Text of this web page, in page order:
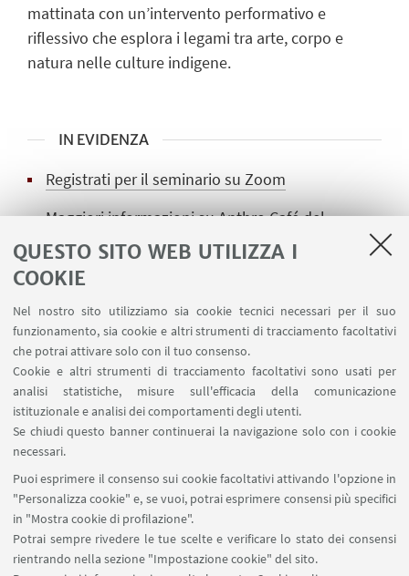
QUESTO SITO WEB UTILIZZA I
COOKIE
Nel nostro sito utilizziamo sia cookie tecnici necessari per il suo
funzionamento, sia cookie e altri strumenti di tracciamento facoltativi
che potrai attivare solo con il tuo consenso.
Cookie e altri strumenti di tracciamento facoltativi sono usati per
analisi statistiche, misure sull'efficacia della comunicazione
istituzionale e analisi dei comportamenti degli utenti.
Se chiudi questo banner continuerai la navigazione solo con i cookie
necessari.
Puoi esprimere il consenso sui cookie facoltativi attivando l'opzione in
"Personalizza cookie" e, se vuoi, potrai esprimere consensi più specifici
in "Mostra cookie di profilazione".
Potrai sempre rivedere le tue scelte e verificare lo stato dei consensi
rientrando nella sezione "Impostazione cookie" del sito.
mattinata con un’intervento performativo e
riflessivo che esplora i legami tra arte, corpo e
natura nelle culture indigene.
IN EVIDENZA
Registrati per il seminario su Zoom
Maggiori informazioni su Anthro Café del
centro SCALA
Scarica la Locandina del seminario LUMEN -
SCALA
[ .png 1713Kb ]
Leggi il report dell'evento
Centro di studi sull'America latina, Dipartimento di
Scienze Politiche e Sociali, Università di Bologna, via
bersaglieri 6, Bologna, Italy, 40125
0039 051 209 2735